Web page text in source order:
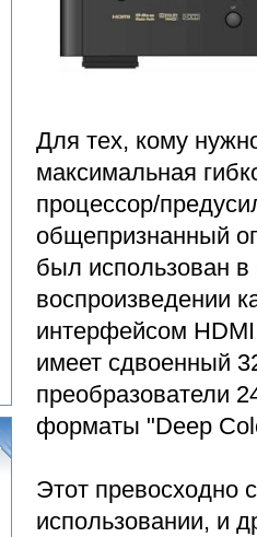
Для тех, кому
максимальная
процессор/
общепризнанный
был использован в
воспроизведении
интерфейсом
имеет сдвоенный
преобразователи
форматы "Deep
Этот превосходно
использовании, и